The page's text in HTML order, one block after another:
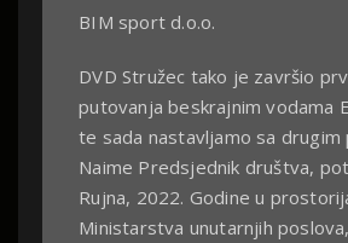
BIM sport d.o.o.
DVD Stružec tako je završio
putovanja beskrajnim vodama
te sada nastavljamo sa drugim
Naime Predsjednik društva,
Rujna, 2022. Godine u
Ministarstva unutarnjih